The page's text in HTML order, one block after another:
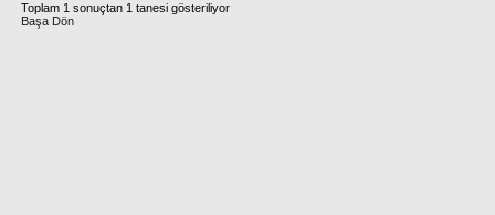
Toplam 1 sonuçtan 1 tanesi gösteriliyor
Başa Dön